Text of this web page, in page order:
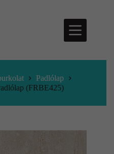
Padlólap
(FRBE425)